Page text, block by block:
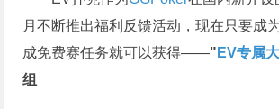
月不断推出福利反馈活动，现在只要成
成免费赛任务就可以获得——" EV专属
组